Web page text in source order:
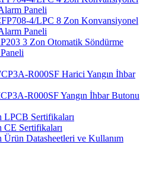
Paneli
4/LPC 8 Zon Konvansiyonel
Paneli
3 Zon Otomatik Söndürme
R000SF Harici Yangın İhbar
R000SF Yangın İhbar Butonu
LPCB Sertifikaları
CE Sertifikaları
Ürün Datasheetleri ve Kullanım